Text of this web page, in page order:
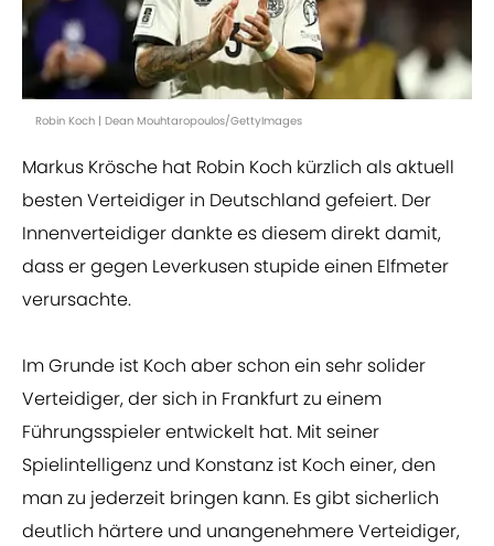
Robin Koch | Dean Mouhtaropoulos/GettyImages
Markus Krösche hat Robin Koch kürzlich als aktuell
besten Verteidiger in Deutschland gefeiert. Der
Innenverteidiger dankte es diesem direkt damit,
dass er gegen Leverkusen stupide einen Elfmeter
verursachte.
Im Grunde ist Koch aber schon ein sehr solider
Verteidiger, der sich in Frankfurt zu einem
Führungsspieler entwickelt hat. Mit seiner
Spielintelligenz und Konstanz ist Koch einer, den
man zu jederzeit bringen kann. Es gibt sicherlich
deutlich härtere und unangenehmere Verteidiger,